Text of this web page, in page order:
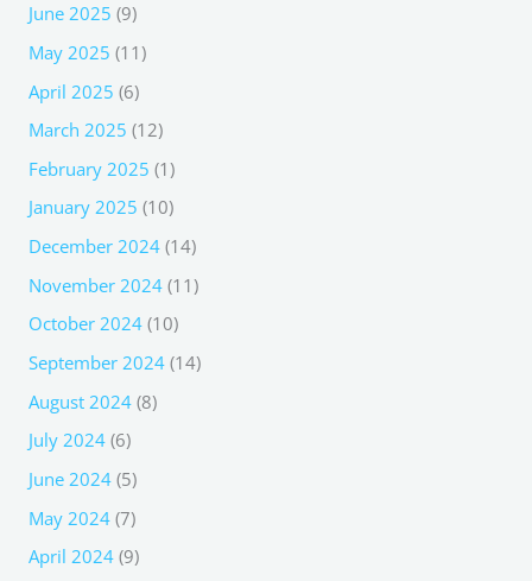
June 2025 (9)
May 2025 (11)
April 2025 (6)
March 2025 (12)
February 2025 (1)
January 2025 (10)
December 2024(14)
November 2024(11)
October 2024(10)
September 2024(14)
August 2024(8)
July 2024(6)
June 2024(5)
May 2024(7)
April 2024(9)